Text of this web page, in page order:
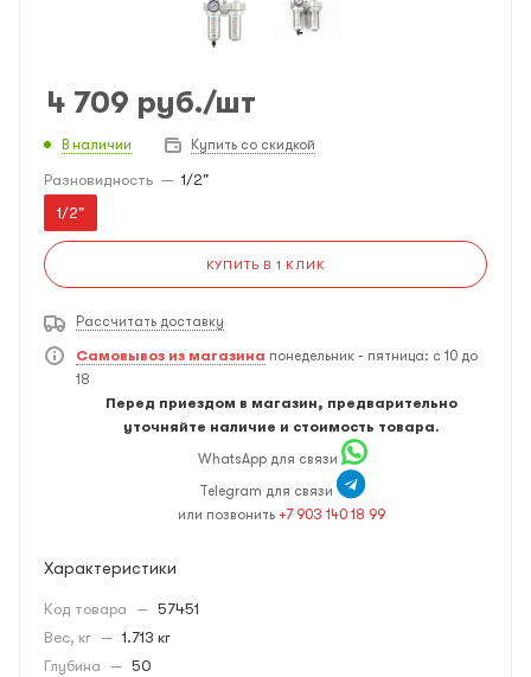
4 709 руб./шт
В наличии Купить со скидкой
Разновидность — 1/2"
1/2"
КУПИТЬ В 1 КЛИК
Рассчитать доставку
Самовывоз из магазина понедельник - пятница: с 10 до
18
Перед приездом в магазин, предварительно
уточняйте наличие и стоимость товара.
WhatsApp для связи
Telegram для связи
или позвонить +7 903 140 18 99
Характеристики
Код товара — 57451
Вес, кг — 1.713 кг
Глубина — 50